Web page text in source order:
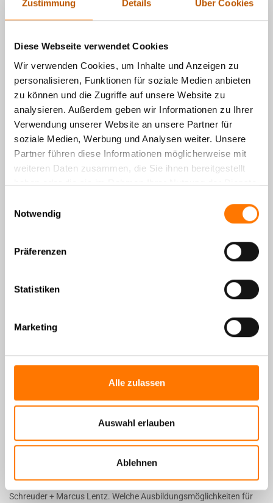
Zustimmung Details Über Cookies
Diese Webseite verwendet Cookies
Wir verwenden Cookies, um Inhalte und Anzeigen zu
personalisieren, Funktionen für soziale Medien anbieten
zu können und die Zugriffe auf unsere Website zu
analysieren. Außerdem geben wir Informationen zu Ihrer
Verwendung unserer Website an unsere Partner für
soziale Medien, Werbung und Analysen weiter. Unsere
Partner führen diese Informationen möglicherweise mit
weiteren Daten zusammen, die Sie ihnen bereitgestellt
haben oder die sie im Rahmen Ihrer Nutzung der Dienste
Notwendig
Präferenzen
Statistiken
Marketing
Alle zulassen
Auswahl erlauben
Ablehnen
digitaler wird, braucht es smarte
Lösungen, die dir rund um die Uhr zur
KI – er wurde speziell für detektivische
Fragestellungen entwickelt und hilft dir anonym, schnell und
präzise weiter.
hier weiterlesen
Observation in Kroatien
Adriaküste hat es eines unserer Teams
Observation bestätigte den Verdacht
unseres Mandanten. Die eheliche
Der Business Talk am Ku’damm im Gespräch mit Shannon
Schreuder + Marcus Lentz. Welche Ausbildungsmöglichkeiten für